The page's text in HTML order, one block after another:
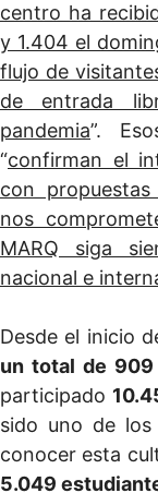
centro ha
y 1.404 el
flujo de
de entrada
pandemia”.
“confirman el
con
nos
MARQ siga
nacional e
Desde el inicio
un total de 909
participado
sido uno de los
conocer esta
5.049